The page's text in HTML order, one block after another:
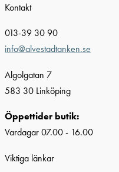
Kontakt
013-39 30 90
info@alvestadtanken.se
Algolgatan 7
583 30 Linköping
Öppettider butik:
Vardagar 07.00 - 16.00
Viktiga länkar